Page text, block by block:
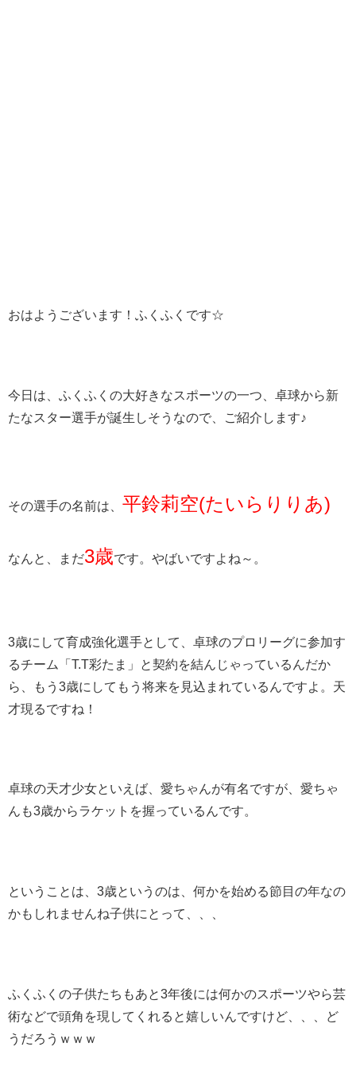
おはようございます！ふくふくです☆
今日は、ふくふくの大好きなスポーツの一つ、卓球から新
たなスター選手が誕生しそうなので、ご紹介します♪
その選手の名前は、 平鈴莉空(たいらりりあ)
なんと、まだ3歳です。やばいですよね～。
3歳にして育成強化選手として、卓球のプロリーグに参加す
るチーム「T.T彩たま」と契約を結んじゃっているんだか
ら、もう3歳にしてもう将来を見込まれているんですよ。天
才現るですね！
卓球の天才少女といえば、愛ちゃんが有名ですが、愛ちゃ
んも3歳からラケットを握っているんです。
ということは、3歳というのは、何かを始める節目の年なの
かもしれませんね子供にとって、、、
ふくふくの子供たちもあと3年後には何かのスポーツやら芸
術などで頭角を現してくれると嬉しいんですけど、、、ど
うだろうｗｗｗ